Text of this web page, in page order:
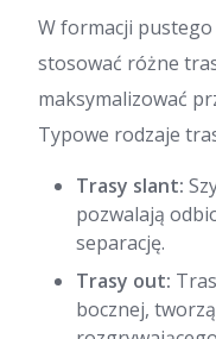
W formacji
stosować różne
maksymalizować
Typowe rodzaje
Trasy slant:
pozwalają
separację.
Trasy out:
bocznej,